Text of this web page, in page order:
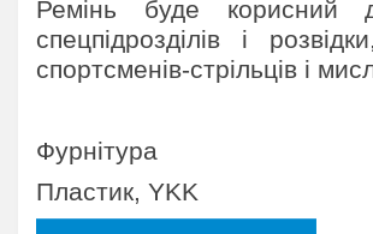
Ремінь буде корисний
спецпідрозділів і
спортсменів-стрільців і
Фурнітура
Пластик, YKK